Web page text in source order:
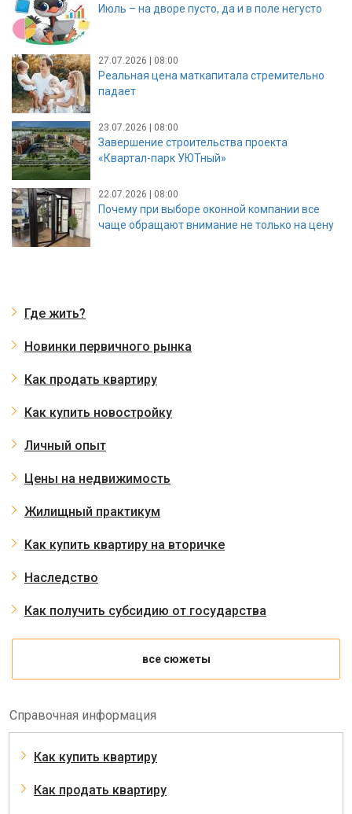
Июль – на дворе пусто, да и в поле негусто
27.07.2026 | 08:00
Реальная цена маткапитала стремительно
падает
23.07.2026 | 08:00
Завершение строительства проекта
«Квартал-парк УЮТный»
22.07.2026 | 08:00
Почему при выборе оконной компании все
чаще обращают внимание не только на цену
Где жить?
Новинки первичного рынка
Как продать квартиру
Как купить новостройку
Личный опыт
Цены на недвижимость
Жилищный практикум
Как купить квартиру на вторичке
Наследство
Как получить субсидию от государства
все сюжеты
Справочная информация
Как купить квартиру
Как продать квартиру